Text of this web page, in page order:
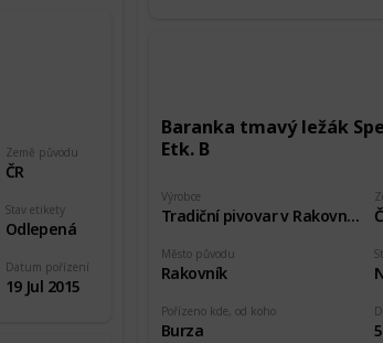
Země původu
ČR
Stav etikety
Odlepená
Datum pořízení
19 Jul 2015
Baranka tmavý ležák
Etk. B
Výrobce
Tradiční pivovar v Rakovníku
Pořízeno kde, od koho
Burza
Město původu
Rakovník